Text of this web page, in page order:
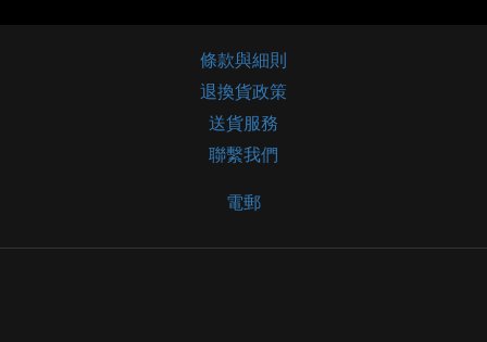
條款與細則
退換貨政策
送貨服務
聯繫我們
電郵